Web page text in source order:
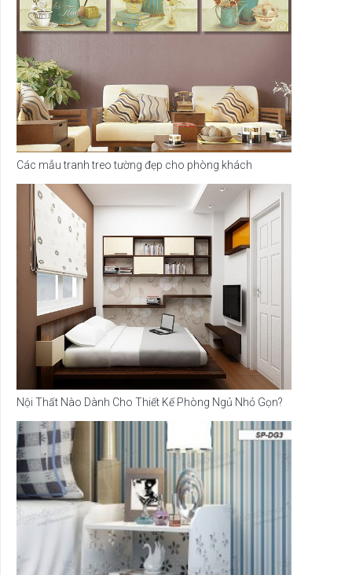
Các mẫu tranh treo tường đẹp cho phòng khách
Nội Thất Nào Dành Cho Thiết Kế Phòng Ngủ Nhỏ Gọn?